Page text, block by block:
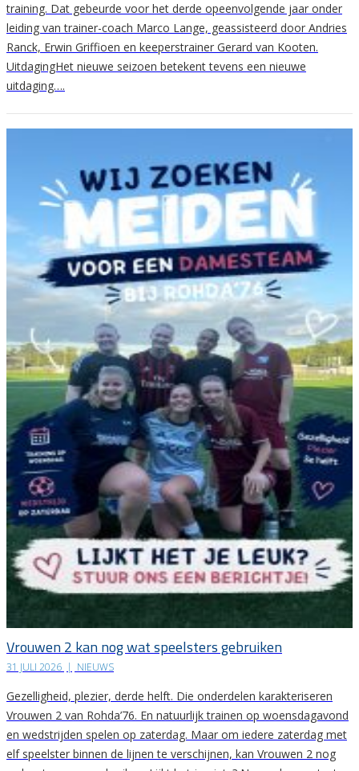
training. Dat gebeurde voor het derde opeenvolgende jaar onder
leiding van trainer-coach Marco Lange, geassisteerd door Andries
Ranck, Erwin Griffioen en keeperstrainer Gerard van Kooten.
UitdagingHet nieuwe seizoen betekent tevens een nieuwe
uitdaging….
Vrouwen 2 kan nog wat speelsters gebruiken
31 JULI 2026 | NIEUWS
Gezelligheid, plezier, derde helft. Die onderdelen karakteriseren
Vrouwen 2 van Rohda’76. En natuurlijk trainen op woensdagavond
en wedstrijden spelen op zaterdag. Maar om iedere zaterdag met
elf speelster binnen de lijnen te verschijnen, kan Vrouwen 2 nog